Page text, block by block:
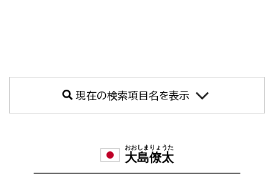
現在の検索項目名を表示
大島僚太
おおしまりょうた